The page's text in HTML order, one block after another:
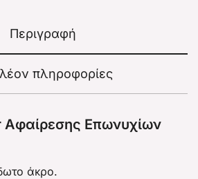
Περιγραφή
πληροφορίες
Επωνυχίων
άκρο.